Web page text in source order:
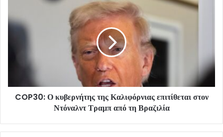
COP30: Ο κυβερνήτης της Καλιφόρνιας επιτίθεται στον
Ντόναλντ Τραμπ από τη Βραζιλία